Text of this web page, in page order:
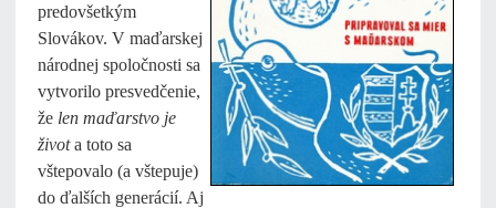
predovšetkým
Slovákov. V maďarskej
národnej spoločnosti sa
vytvorilo presvedčenie,
že len maďarstvo je
života toto sa
vštepovalo (a vštepuje)
do ďalších generácií. Aj